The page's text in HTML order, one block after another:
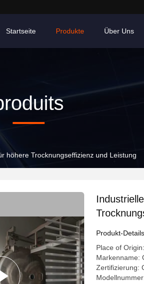
Startseite Produkte Über Uns
höhere Trocknungseffizienz und Leistung
Produkt-Details
Place of
Markenname:
Zertifizierung: